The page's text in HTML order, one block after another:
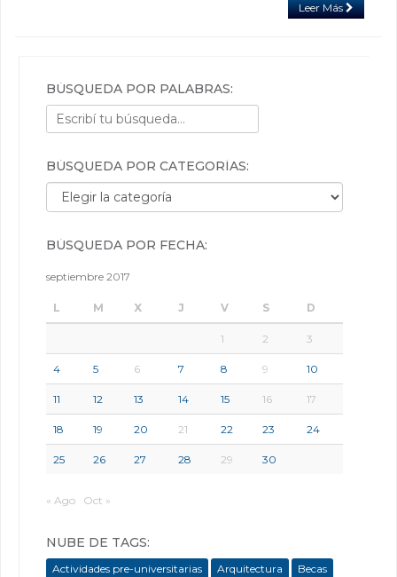
Leer Más
BÚSQUEDA POR PALABRAS:
BÚSQUEDA POR CATEGORÍAS:
Búsqueda por categorías:
BÚSQUEDA POR FECHA:
septiembre 2017
L M X J V S D
1 2 3
4 5 6 7 8 9 10
11 12 13 14 15 16 17
18 19 20 21 22 23 24
25 26 27 28 29 30
« Ago Oct »
NUBE DE TAGS:
Actividades pre-universitarias Arquitectura
Becas